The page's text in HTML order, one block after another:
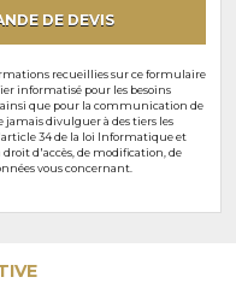
DE DEVIS
recueillies sur ce formulaire
informatisé pour les besoins
que pour la communication de
jamais divulguer à des tiers les
34 de la loi Informatique et
d'accès, de modification, de
vous concernant.